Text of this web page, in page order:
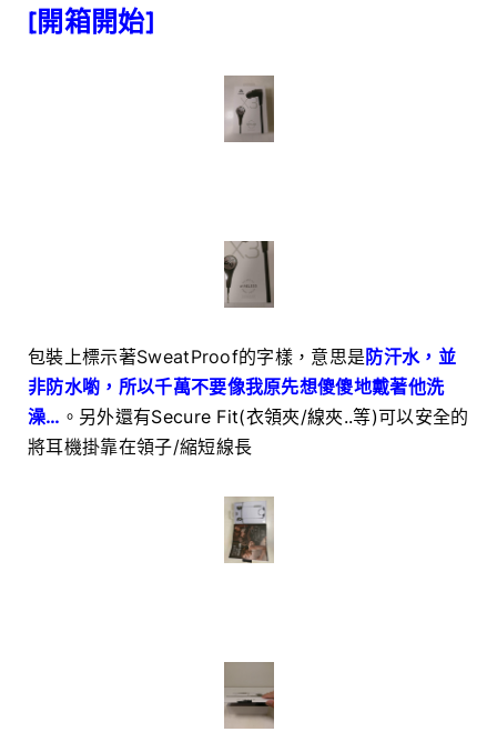
[開箱開始]
包裝上標示著SweatProof的字樣，意思是 防汗水，並
非防水喲，所以千萬不要像我原先想傻傻地戴著他洗
澡… 。另外還有Secure Fit(衣領夾/線夾..等)可以安全的
將耳機掛靠在領子/縮短線長